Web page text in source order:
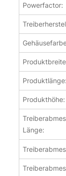
Powerfactor:
Produktlänge:
Produkthöhe:
Länge: